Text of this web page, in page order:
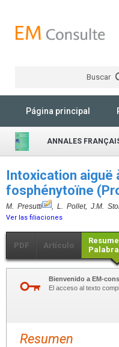
Buscar
Página principal
ANNALES
Intoxication aiguë
fosphénytoïne
M. Presutti
, L. Pollet, J.M.
Ver las filiaciones
PDF Artículo
Bienvenido a EM-
El acceso al texto
Resumen